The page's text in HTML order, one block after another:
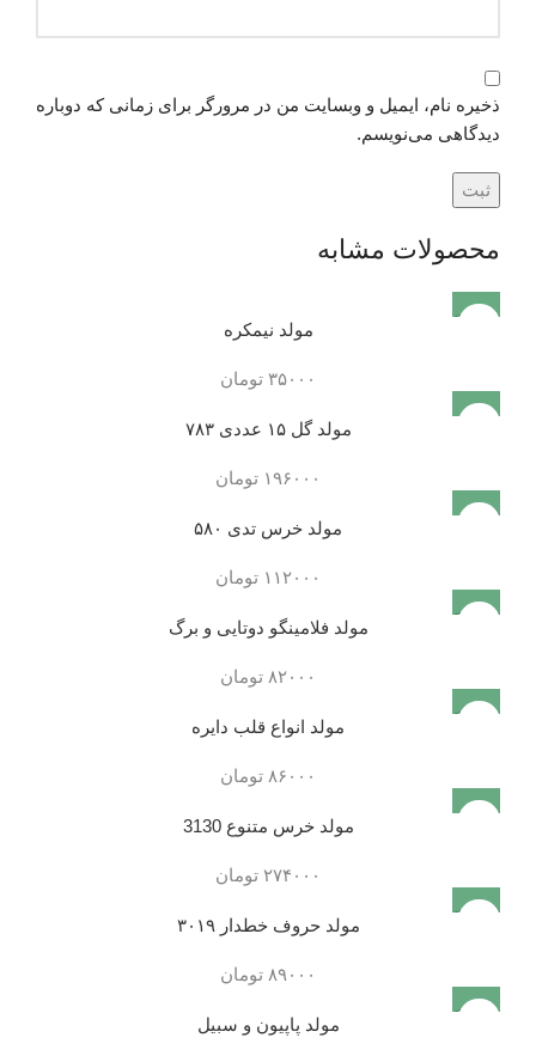
ذخیره نام، ایمیل و وبسایت من در مرورگر برای زمانی که دوباره
دیدگاهی می‌نویسم.
محصولات مشابه
فروخته
مولد نیمکره
۳۵۰۰۰ تومان
مولد گل ۱۵ عددی ۷۸۳
۱۹۶۰۰۰ تومان
مولد خرس تدی ۵۸۰
۱۱۲۰۰۰ تومان
فروخته
مولد فلامینگو دوتایی و برگ
۸۲۰۰۰ تومان
فروخته
مولد انواع قلب دایره
۸۶۰۰۰ تومان
مولد خرس متنوع 3130
۲۷۴۰۰۰ تومان
فروخته
مولد حروف خطدار ۳۰۱۹
۸۹۰۰۰ تومان
فروخته
مولد پاپیون و سبیل